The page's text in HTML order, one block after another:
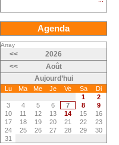
Agenda
Array
<<
2026
<<
Août
Aujourd’hui
Lu Ma Me Je Ve Sa
Di
1
2
3
4 5 6 7 8
9
10
11 12 13 14 15
16
17
18 19 20 21 22
23
24
25 26 27 28 29
30
31